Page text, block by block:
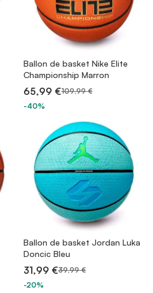
Ballon de basket Nike Elite
Championship Marron
65,99 €109,99 €
-40%
Ballon de basket Jordan Luka
Doncic Bleu
31,99 €39,99 €
-20%